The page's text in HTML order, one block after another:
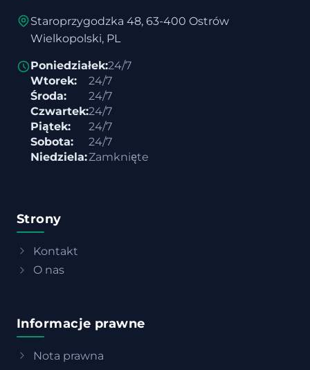
Staroprzygodzka 48, 63-400 Ostrów
Wielkopolski, PL
Poniedziałek:24/7
Wtorek:
24/7
Środa:
24/7
Czwartek:24/7
Piątek:
24/7
Sobota:
24/7
Niedziela:Zamknięte
Strony
Kontakt
O nas
Informacje prawne
Nota prawna